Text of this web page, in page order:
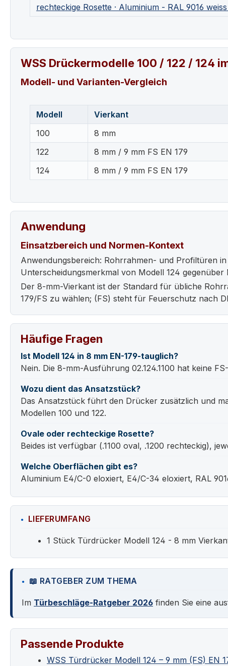
rechteckige Rosette · Aluminium - RAL 9016
WSS Drückermodelle 100 / 122 / 124
Modell- und Varianten-Vergleich
Modell Vierkant
100
8 mm
122
8 mm / 9 mm FS EN 179
124
8 mm / 9 mm FS EN 179
Anwendung
Einsatzbereich und Normen-Kontext
Anwendungsbereich: Rohrrahmen- und Profiltüren
Unterscheidungsmerkmal von Modell 124 gegenüber
Der 8-mm-Vierkant ist der Standard für übliche
179/FS zu wählen; (FS) steht für Feuerschutz nach
Häufige Fragen
Ist Modell 124 in 8 mm EN-179-tauglich?
Nein. Die 8-mm-Ausführung 02.124.1100 hat keine
Wozu dient das Ansatzstück?
Das Ansatzstück führt den Drücker zusätzlich und
Modellen 100 und 122.
Ovale oder rechteckige Rosette?
Beides ist verfügbar (.1100 oval, .1200 rechteckig),
Welche Oberflächen gibt es?
Aluminium E4/C-0 eloxiert, E4/C-34 eloxiert, RAL
LIEFERUMFANG
1 Stück Türdrücker Modell 124 - 8 mm
📖 RATGEBER ZUM THEMA
Im Türbeschläge-Ratgeber 2026 finden Sie eine
Passende Produkte
WSS Türdrücker Modell 124 – 9 mm (FS) EN